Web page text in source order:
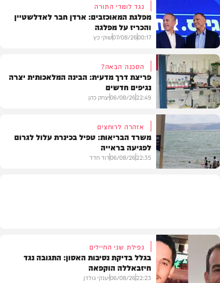
פוליטי
נגד לומדי התורה
מפלגת המאוכזבים: ארדן חבר לאדלשטיין
והכריז על מפלגה
00:17
07/08/26שוקי כץ
בריאות
הסכנה הבאה?
פריצת דרך מדעית: הבינה המלאכותית יצרה
נגיפים חדשים
22:49
06/08/26יצחק כהן
אזהרה לרוחצים
משרד הבריאות: טפיל בכינרת עלול לגרום
לפגיעה בראייה
22:35
06/08/26דוד חדד
נפילת שני החיילים
בגלל בדיקת נסיבות האסון: התגובה נגד
חיזבאללה הוקפאה
22:23
06/08/26יענקי גולדן